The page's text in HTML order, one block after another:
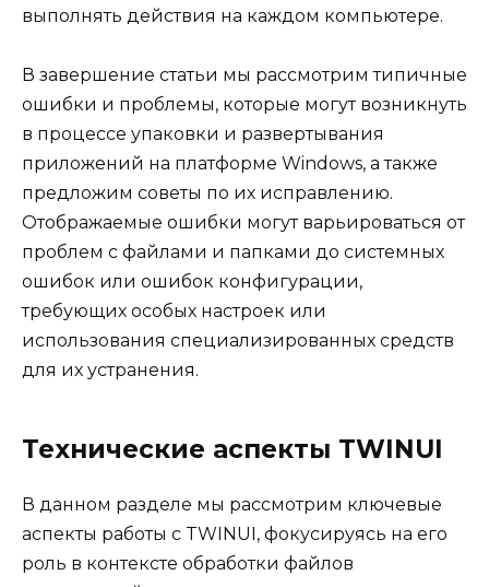
выполнять действия на каждом компьютере.
В завершение статьи мы рассмотрим типичные
ошибки и проблемы, которые могут возникнуть
в процессе упаковки и развертывания
приложений на платформе Windows, а также
предложим советы по их исправлению.
Отображаемые ошибки могут варьироваться от
проблем с файлами и папками до системных
ошибок или ошибок конфигурации,
требующих особых настроек или
использования специализированных средств
для их устранения.
Технические аспекты TWINUI
В данном разделе мы рассмотрим ключевые
аспекты работы с TWINUI, фокусируясь на его
роль в контексте обработки файлов